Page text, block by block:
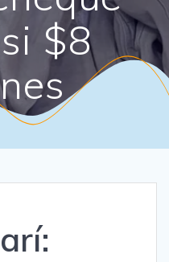
$8